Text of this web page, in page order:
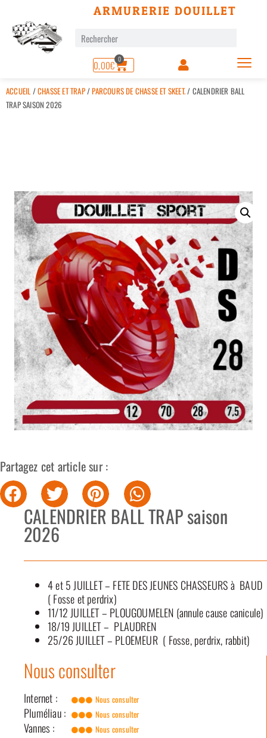
ARMURERIE DOUILLET
0,00€ 0
ACCUEIL /CHASSE ET TRAP/PARCOURS DE CHASSE ET SKEET./ CALENDRIER BALL
TRAP SAISON 2026
Partagez cet article sur :
CALENDRIER BALL TRAP saison
2026
4 et 5 JUILLET – FETE DES JEUNES CHASSEURS à BAUD
( Fosse et perdrix)
11/12 JUILLET – PLOUGOUMELEN (annule cause canicule)
18/19 JUILLET – PLAUDREN
25/26 JUILLET – PLOEMEUR ( Fosse, perdrix, rabbit)
Nous consulter
Internet : Nous consulter
Pluméliau : Nous consulter
Vannes : Nous consulter